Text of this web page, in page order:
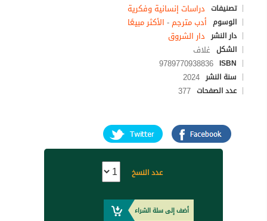
تصنيفات دراسات إنسانية وفكرية
الوسوم أدب مترجم- الأكثر مبيعًا
دار النشر دار الشروق
الشكل غلاف
ISBN
9789770938836
سنة النشر 2024
عدد الصفحات 377
عدد النسخ
أضف إلى سلة الشراء